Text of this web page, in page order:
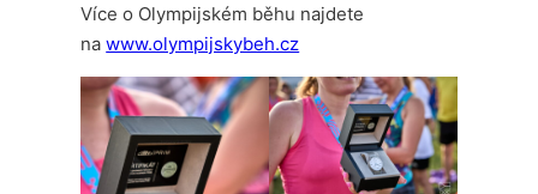
Více o Olympijském běhu najdete
nawww.olympijskybeh.cz